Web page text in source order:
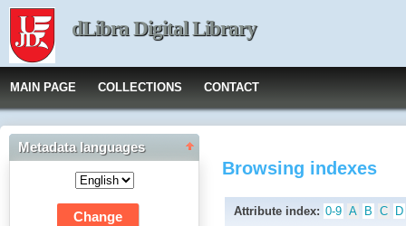
dLibra Digital Library
MAIN PAGE COLLECTIONS CONTACT
Metadata languages
Browsing indexes
Attribute index: 0-9 A B C D